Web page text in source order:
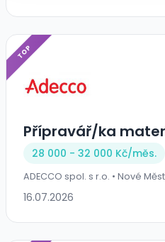
TOP
Přípravář/ka
28 000 - 32 000 Kč/měs.
ADECCO spol. s r.o. • Nové
16.07.2026